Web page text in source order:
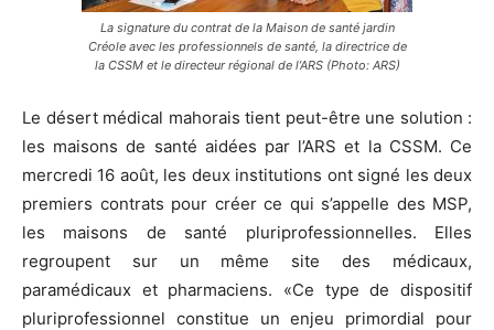
La signature du contrat de la Maison de santé jardin
Créole avec les professionnels de santé, la directrice de
la CSSM et le directeur régional de l’ARS (Photo: ARS)
Le désert médical mahorais tient peut-être une solution :
les maisons de santé aidées par l’ARS et la CSSM. Ce
mercredi 16 août, les deux institutions ont signé les deux
premiers contrats pour créer ce qui s’appelle des MSP,
les maisons de santé pluriprofessionnelles. Elles
regroupent sur un même site des médicaux,
paramédicaux et pharmaciens. «Ce type de dispositif
pluriprofessionnel constitue un enjeu primordial pour